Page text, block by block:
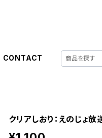
CONTACT
クリアしおり：えのじょ放